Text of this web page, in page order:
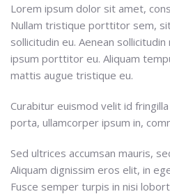
Lorem ipsum dolor sit amet,
Nullam tristique porttitor sem,
sollicitudin eu. Aenean
ipsum porttitor eu. Aliquam
mattis augue tristique eu.
Curabitur euismod velit id
porta, ullamcorper ipsum in,
Sed ultrices accumsan mauris,
Aliquam dignissim eros elit, in
Fusce semper turpis in nisi